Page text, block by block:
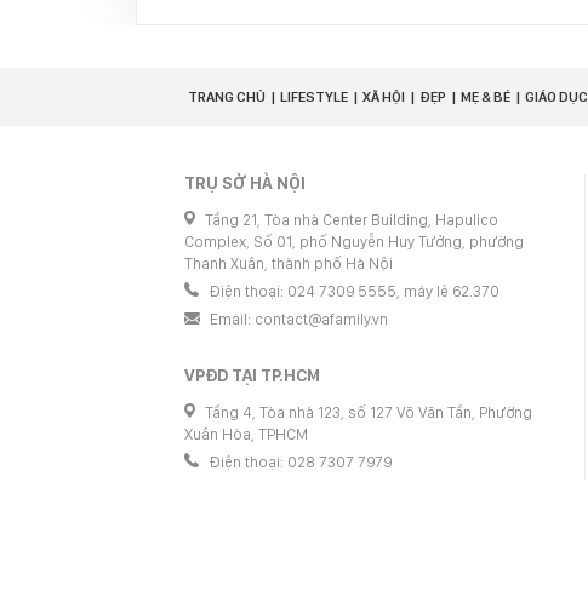
TRANG CHỦ LIFESTYLE XÃ HỘI ĐẸP MẸ & BÉ GIÁO DỤC
TRỤ SỞ HÀ NỘI
Tầng 21, Tòa nhà Center Building, Hapulico
Complex, Số 01, phố Nguyễn Huy Tưởng, phường
Thanh Xuân, thành phố Hà Nội
Điện thoại: 024 7309 5555, máy lẻ 62.370
Email: contact@afamily.vn
VPĐD TẠI TP.HCM
Tầng 4, Tòa nhà 123, số 127 Võ Văn Tần, Phường
Xuân Hòa, TPHCM
Điện thoại: 028 7307 7979